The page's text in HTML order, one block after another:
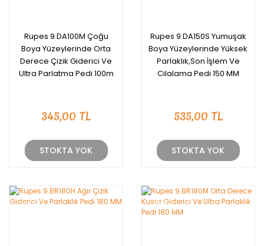
Rupes 9.DA100M Çoğu
Boya Yüzeylerinde Orta
Derece Çizik Giderici Ve
Ultra Parlatma Pedi 100m
345,00 TL
STOKTA YOK
Rupes 9.DA150S Yumuşak
Boya Yüzeylerinde Yüksek
Parlaklık,Son İşlem Ve
Cilalama Pedi 150 MM
535,00 TL
STOKTA YOK
YENİ YENİ